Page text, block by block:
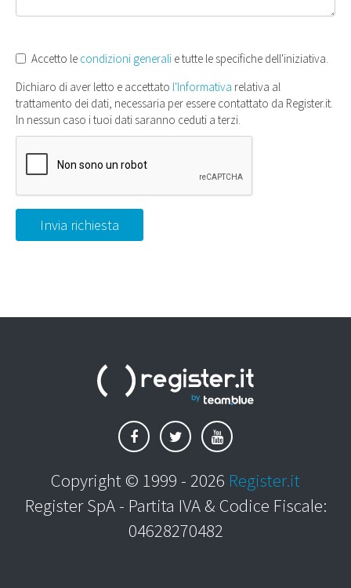
Accetto le condizioni generali e tutte le specifiche dell'iniziativa.
Dichiaro di aver letto e accettato l'Informativa relativa al
trattamento dei dati, necessaria per essere contattato da Register.it.
In nessun caso i tuoi dati saranno ceduti a terzi.
Invia richiesta
Copyright © 1999 - 2026 Register.it
Register SpA - Partita IVA & Codice Fiscale:
04628270482